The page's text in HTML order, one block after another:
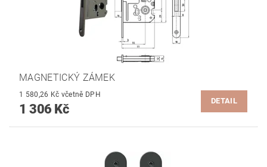
MAGNETICKÝ ZÁMEK
1 580,26 Kč včetně DPH
1 306 Kč
DETAIL